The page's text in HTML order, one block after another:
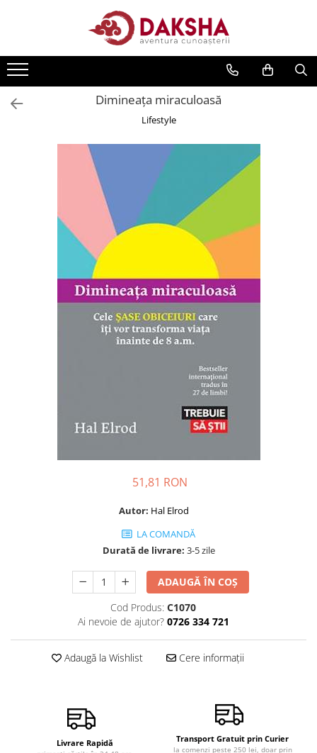
Editura Daksha
Seria Radu Cinamar
Seria David Icke
Seria Immanuel Velikovsky
Extratereștrii
Transformare spirituală
Dezvoltare personală
Seria Chico Xavier
Dimineața miraculoasă
Lifestyle
51,81 RON
Autor: Hal Elrod
LA COMANDĂ
Durată de livrare: 3-5 zile
ADAUGĂ ÎN COȘ
Cod Produs: C1070
Ai nevoie de ajutor? 0726 334 721
Adaugă la Wishlist Cere informații
Livrare Rapidă Transport Gratuit prin Curier
la comenzi peste 250 lei, doar prin